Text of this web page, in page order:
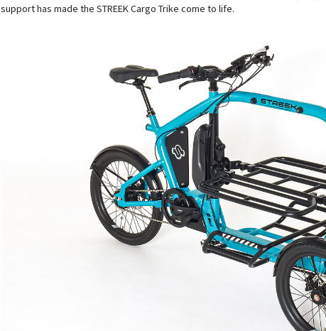
support has made the STREEK Cargo Trike come to life.